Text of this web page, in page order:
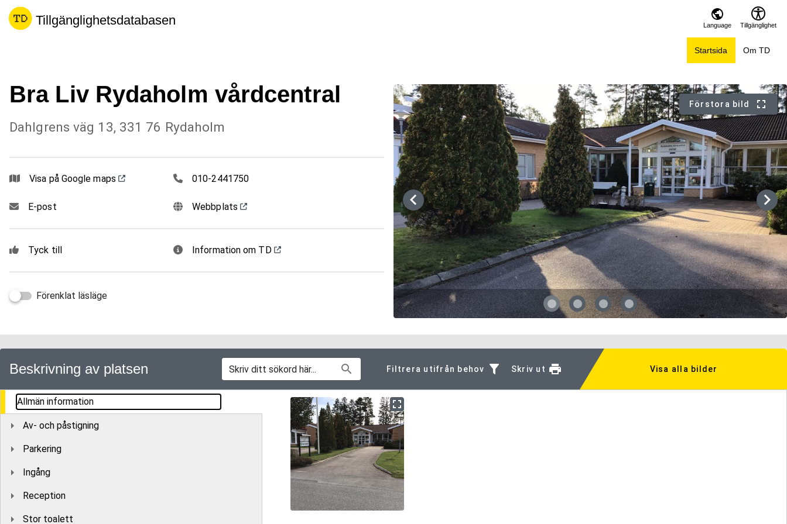
Tillgänglighetsdatabasen Language Tillgänglighet
Startsida Om TD
Bra Liv Rydaholm vårdcentral
Dahlgrens väg 13, 331 76 Rydaholm
Visa på Google maps 0102441750
010-2441750
E-post Webbplats
Tyck till Information om TD
Förenklat läsläge
Förstora bild
Beskrivning av platsen Filtrera utifrån behov Skriv ut Visa alla bilder
Allmän information
Av- och påstigning
Parkering
Ingång
Reception
Stor toalett
Allmän information